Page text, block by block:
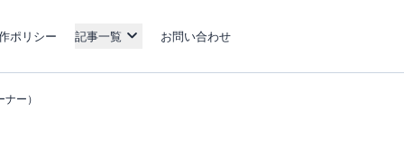
ポリシー 記事一覧 お問い合わせ
ー）